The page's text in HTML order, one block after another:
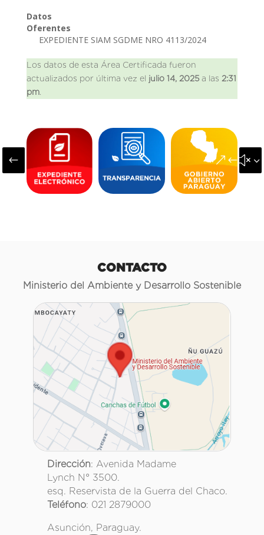
Datos
Oferentes
EXPEDIENTE SIAM SGDME NRO 4113/2024
Los datos de esta Área Certificada fueron
actualizados por última vez el julio 14, 2025a las 2:31
pm.
#
CONTACTO
Ministerio del Ambiente y Desarrollo Sostenible
Dirección: Avenida Madame
Lynch N° 3500.
esq. Reservista de la Guerra del Chaco.
Teléfono: 021 2879000
Asunción, Paraguay.